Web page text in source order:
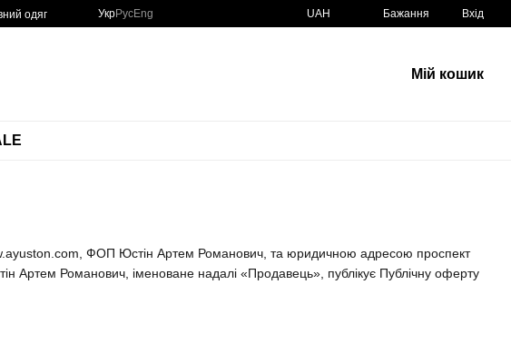
одяг УкрРусEng UAH Бажання Вхід
Мій кошик
ФОП Юстін Артем Романович, та юридичною адресою проспект
Артем Романович, іменоване надалі «Продавець», публікує Публічну оферту